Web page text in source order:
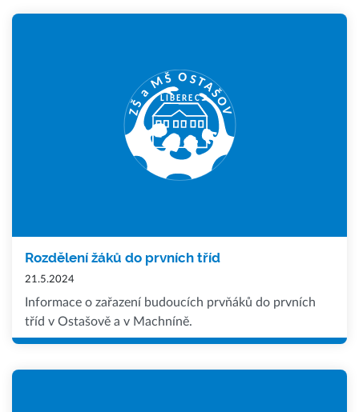
Rozdělení žáků do prvních tříd
21.5.2024
Informace o zařazení budoucích prvňáků do prvních
tříd v Ostašově a v Machníně.